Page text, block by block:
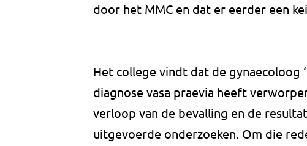
door het MMC en dat er eerder een
Het college vindt dat de gynaecoloog
diagnose vasa praevia heeft
verloop van de bevalling en de
uitgevoerde onderzoeken. Om die